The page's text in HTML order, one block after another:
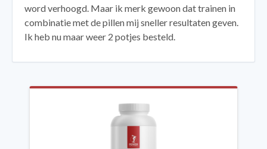
word verhoogd. Maar ik merk gewoon dat trainen in
combinatie met de pillen mij sneller resultaten geven.
Ik heb nu maar weer 2 potjes besteld.